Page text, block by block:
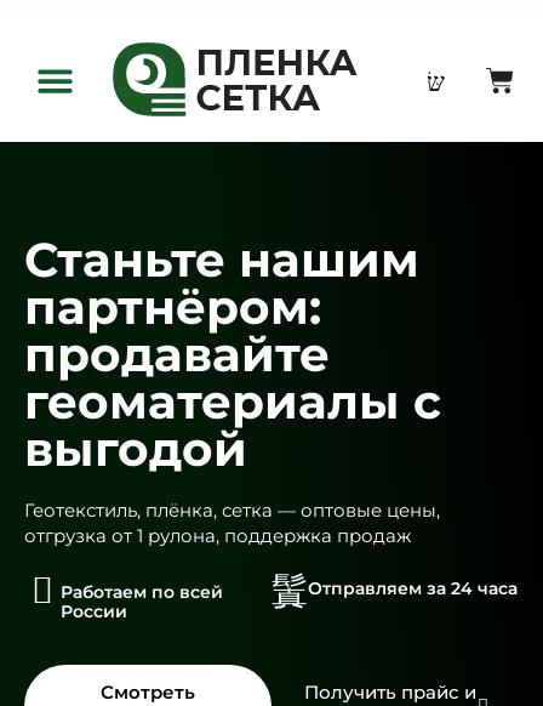
Станьте нашим
партнёром:
продавайте
геоматериалы с
выгодой
Геотекстиль, плёнка, сетка — оптовые цены,
отгрузка от 1 рулона, поддержка продаж
Работаем по всей
России
Отправляем за 24 часа
Смотреть
Получить прайс и